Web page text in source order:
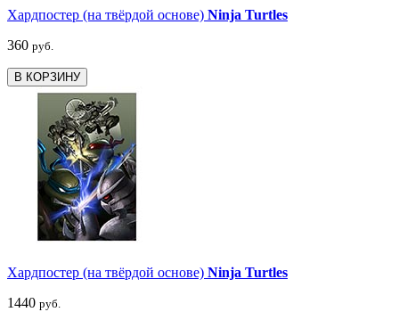
Хардпостер (на твёрдой основе) Ninja Turtles
360 руб.
В КОРЗИНУ
Хардпостер (на твёрдой основе) Ninja Turtles
1440 руб.